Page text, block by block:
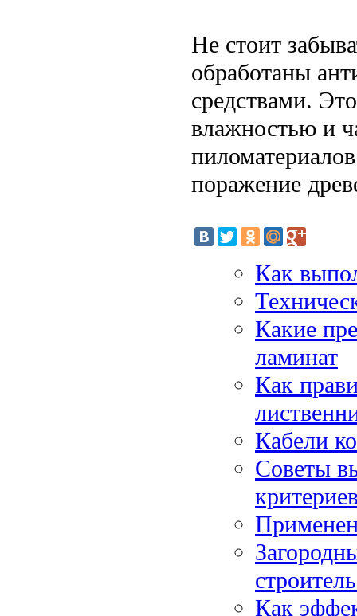
Не стоит
обработаны
средствами.
влажностью и
поражение
Как
Какие
ламинат
Как
Кабели
Советы
Как